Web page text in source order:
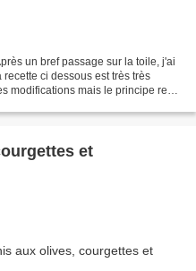
un bref passage sur la toile, j'ai
ci dessous est très très
modifications mais le principe reste
et